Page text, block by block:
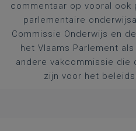
commentaar op vooral
parlementaire
Commissie Onderwijs en
het Vlaams Parlement
andere vakcommissie die
zijn voor het